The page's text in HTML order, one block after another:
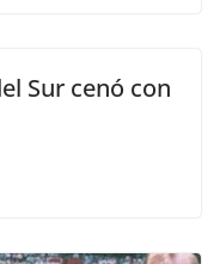
Sur cenó con